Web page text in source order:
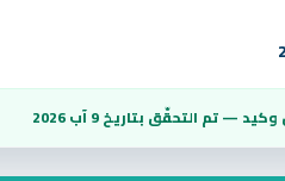
— تم التحقّق بتاريخ9 آب 2026